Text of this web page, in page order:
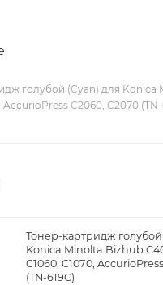
голубой (Cyan) для Konica
AccurioPress C2060, C2070 (TN-
Тонер-картридж голубой
Konica Minolta Bizhub
C1060, C1070,
(TN-619C)